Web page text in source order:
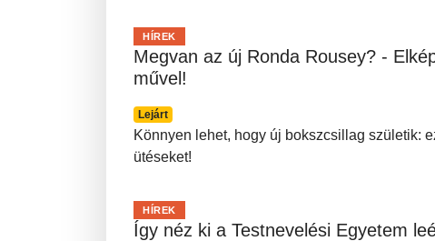
Megvan az új Ronda Rousey? -
művel!
Lejárt
HÍREK
Könnyen lehet, hogy új bokszcsillag születik:
ütéseket!
Így néz ki a Testnevelési Egyetem
HÍREK